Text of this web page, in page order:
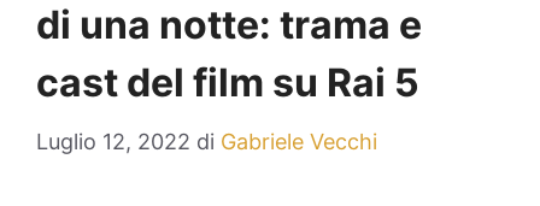
di una notte: trama e
cast del film su Rai 5
Luglio 12, 2022 di Gabriele Vecchi